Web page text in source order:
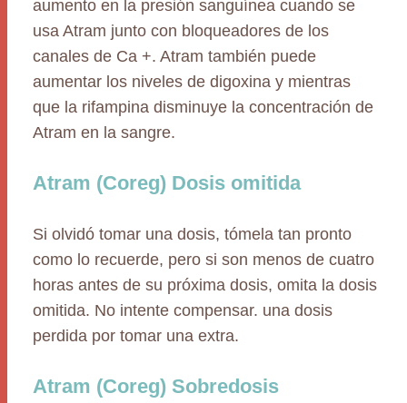
aumento en la presión sanguínea cuando se
usa Atram junto con bloqueadores de los
canales de Ca +. Atram también puede
aumentar los niveles de digoxina y mientras
que la rifampina disminuye la concentración de
Atram en la sangre.
Atram (Coreg) Dosis omitida
Si olvidó tomar una dosis, tómela tan pronto
como lo recuerde, pero si son menos de cuatro
horas antes de su próxima dosis, omita la dosis
omitida. No intente compensar. una dosis
perdida por tomar una extra.
Atram (Coreg) Sobredosis